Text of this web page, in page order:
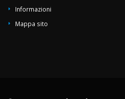
Informazioni
Mappa sito